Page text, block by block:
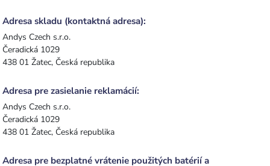
Adresa skladu (kontaktná adresa):
Andys Czech s.r.o.
Čeradická 1029
438 01 Žatec, Česká republika
Adresa pre zasielanie reklamácií:
Andys Czech s.r.o.
Čeradická 1029
438 01 Žatec, Česká republika
Adresa pre bezplatné vrátenie použitých batérií a